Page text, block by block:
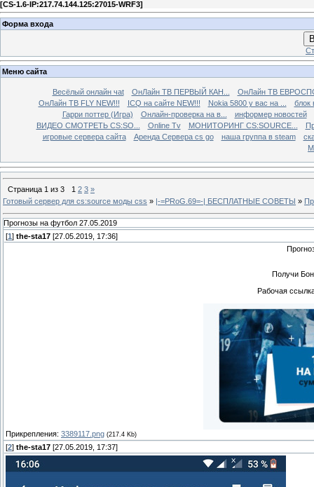
[CS-1.6-IP:217.74.144.125:27015-WRF3]
Форма входа
Меню сайта
Весёлый онлайн чаt ОнЛайн ТВ ПЕРВЫЙ КАН...
ОнЛайн ТВ
ОнЛайн ТВ FLY NEW!!!
ICQ на сайте NEW!!! Nokia 5800 у вас на ...
блок
Гарри поттер (Игра)
Онлайн-проверка на в...
информер новостей
ВИДЕО СМОТРЕТЬ CS:SO...
Online Tv МОНИТОРИНГ CS:SOURCE...
игровые сервера сайта
Аренда Сервера cs go наша группа в steam
Страница 1 из 3 1 2 3 »
Готовый сервер для cs:source моды css » |-=PRoG.69=-| БЕСПЛАТНЫЕ СОВЕТЫ »
Прогнозы на футбол 27.05.2019
[1 ] the-sta17 [27.05.2019, 17:36]
Получи
Рабочая
Прикрепления: 3389117.png (217.4 Kb)
[2] the-sta17 [27.05.2019, 17:37]